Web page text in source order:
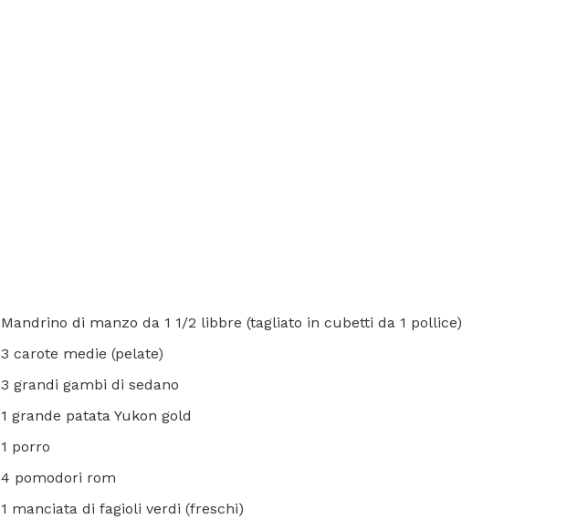
Mandrino di manzo da 1 1/2 libbre (tagliato in cubetti da 1 pollice)
3 carote medie (pelate)
3 grandi gambi di sedano
1 grande patata Yukon gold
1 porro
4 pomodori rom
1 manciata di fagioli verdi (freschi)